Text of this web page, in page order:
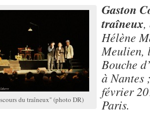
du traîneux" (photo DR)
Gaston C
traîneux,
Hélène
Meulien,
Bouche
à Nantes
février
Paris.